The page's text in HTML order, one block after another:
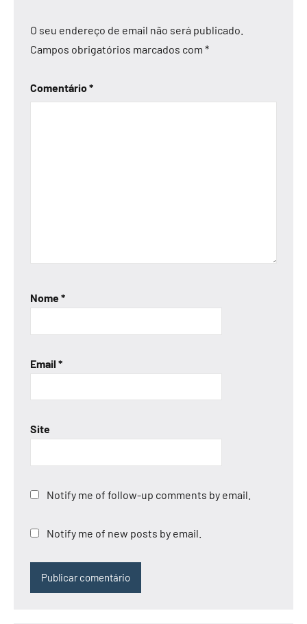
O seu endereço de email não será publicado.
Campos obrigatórios marcados com *
Comentário*
Nome*
Email *
Site
Notify me of follow-up comments by email.
Notify me of new posts by email.